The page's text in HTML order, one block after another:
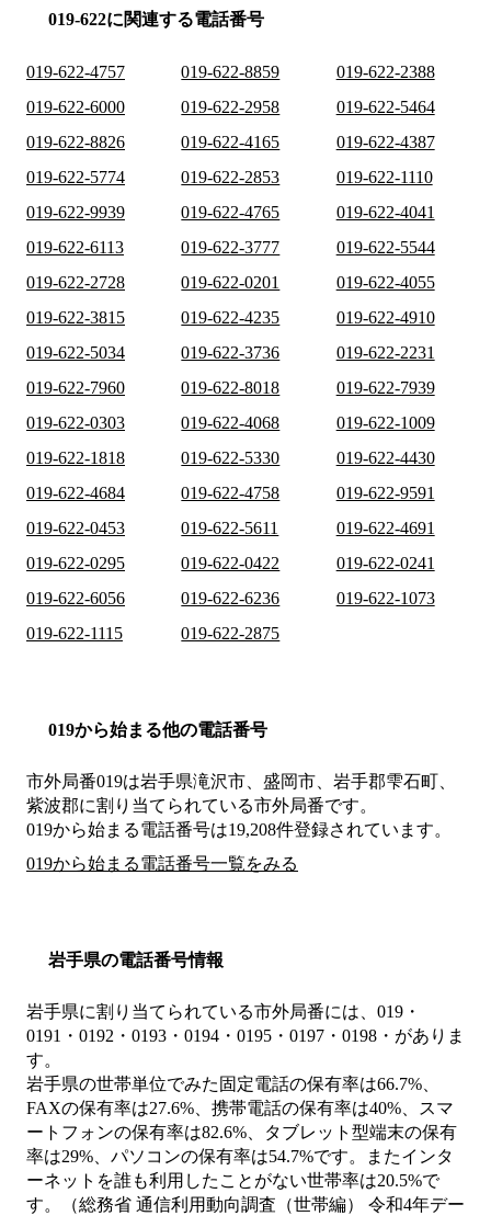
019-622に関連する電話番号
019-622-4757 019-622-8859
019-622-2388
019-622-6000
019-622-2958
019-622-5464
019-622-8826
019-622-4165
019-622-4387
019-622-5774
019-622-2853
019-622-1110
019-622-9939
019-622-4765
019-622-4041
019-622-6113
019-622-3777
019-622-5544
019-622-2728
019-622-0201
019-622-4055
019-622-3815
019-622-4235
019-622-4910
019-622-5034
019-622-3736
019-622-2231
019-622-7960
019-622-8018
019-622-7939
019-622-0303
019-622-4068
019-622-1009
019-622-1818
019-622-5330
019-622-4430
019-622-4684
019-622-4758
019-622-9591
019-622-0453
019-622-5611
019-622-4691
019-622-0295
019-622-0422
019-622-0241
019-622-6056
019-622-6236
019-622-1073
019-622-1115
019-622-2875
019から始まる他の電話番号
市外局番019は岩手県滝沢市、盛岡市、岩手郡雫石町、
紫波郡に割り当てられている市外局番です。
019から始まる電話番号は19,208件登録されています。
019から始まる電話番号一覧をみる
岩手県の電話番号情報
岩手県に割り当てられている市外局番には、019・
0191・0192・0193・0194・0195・0197・0198・がありま
す。
岩手県の世帯単位でみた固定電話の保有率は66.7%、
FAXの保有率は27.6%、携帯電話の保有率は40%、スマ
ートフォンの保有率は82.6%、タブレット型端末の保有
率は29%、パソコンの保有率は54.7%です。またインタ
ーネットを誰も利用したことがない世帯率は20.5%で
す。（総務省 通信利用動向調査（世帯編） 令和4年デー